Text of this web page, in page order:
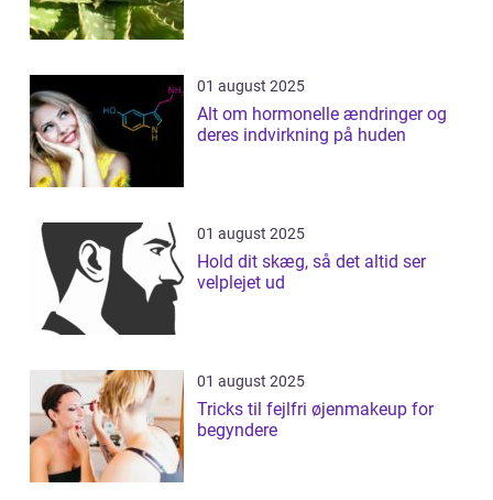
01 august 2025
Alt om hormonelle ændringer og
deres indvirkning på huden
01 august 2025
Hold dit skæg, så det altid ser
velplejet ud
01 august 2025
Tricks til fejlfri øjenmakeup for
begyndere